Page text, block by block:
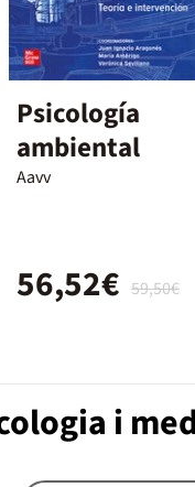
Psicología
ambiental
Aavv
59,50€
56,52€
i